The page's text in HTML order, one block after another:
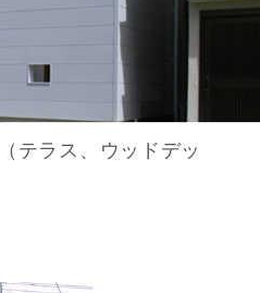
テラス、ウッドデッ
意事項
に則って，いただい
個人情報を，お客様が指定され
たは当社サービスのご案内のた
任、不法行為責任、その他の法